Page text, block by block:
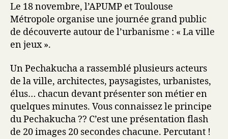
Le 18 novembre, l’APUMP et Toulouse
Métropole organise une journée grand public
de découverte autour de l’urbanisme : « La ville
en jeux ».
Un Pechakucha a rassemblé plusieurs acteurs
de la ville, architectes, paysagistes, urbanistes,
élus… chacun devant présenter son métier en
quelques minutes. Vous connaissez le principe
du Pechakucha ?? C’est une présentation flash
de 20 images 20 secondes chacune. Percutant !